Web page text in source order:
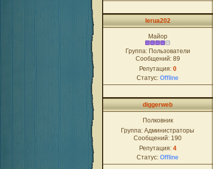
lerua202
Майор
Группа: Пользователи
Сообщений: 89
Репутация: 0
Статус: Offline
diggerweb
Полковник
Группа: Администраторы
Сообщений: 190
Репутация: 4
Статус: Offline